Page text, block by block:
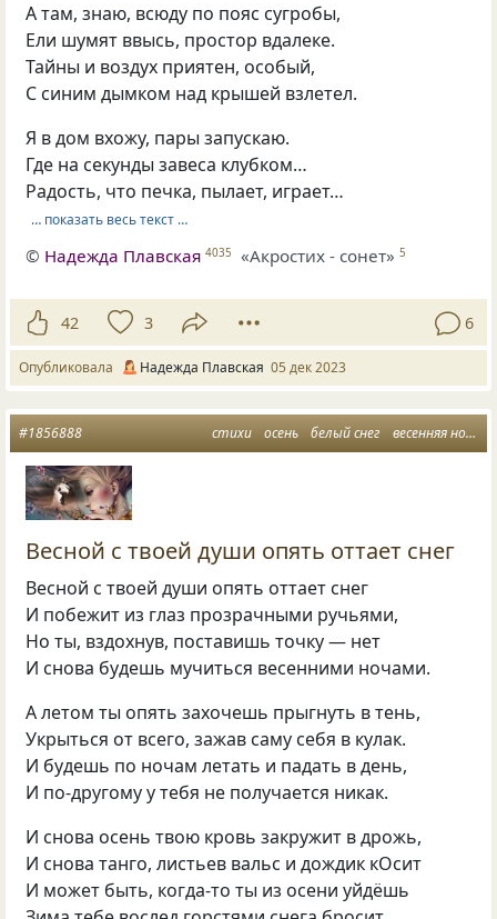
А там, знаю, всюду по пояс сугробы,
Ели шумят ввысь, простор вдалеке.
Тайны и воздух приятен, особый,
С синим дымком над крышей взлетел.
Я в дом вхожу, пары запускаю.
Где на секунды завеса клубком…
Радость, что печка, пылает, играет…
… показать весь текст …
© Надежда Плавская 4035 «Акростих - сонет» 5
42 3 6
Опубликовала Надежда Плавская 05 дек 2023
стихи осень белый снег весенняя ночь
#1856888
Весной с твоей души опять оттает снег
Весной с твоей души опять оттает снег
И побежит из глаз прозрачными ручьями,
Но ты, вздохнув, поставишь точку — нет
И снова будешь мучиться весенними ночами.
А летом ты опять захочешь прыгнуть в тень,
Укрыться от всего, зажав саму себя в кулак.
И будешь по ночам летать и падать в день,
И по-другому у тебя не получается никак.
И снова осень твою кровь закружит в дрожь,
И снова танго, листьев вальс и дождик кОсит
И может быть, когда-то ты из осени уйдёшь